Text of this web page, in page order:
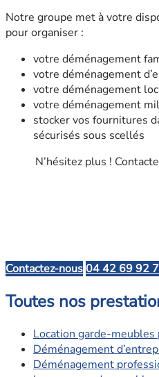
Notre groupe met à votre
pour organiser :
votre déménagement
votre déménagement
votre déménagement
votre déménagement
stocker vos fournitures
sécurisés sous scellés
N’hésitez plus !
Contactez-nous04 42 69 92
Toutes nos
Location garde-
Déménagement
Déménagement